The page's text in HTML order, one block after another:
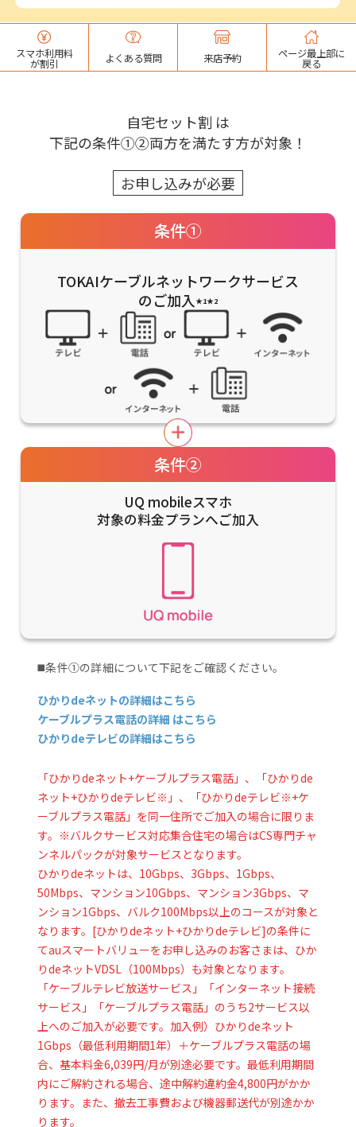
お知らせ
サイトマップ
放送基準
安全・安心マーク
安全・安心ガイド
放送番組審議会議事録
情報セキュリティ基本方針
ご利用約款・重要事項説明書
プライバシーポリシー
広告掲載のご案内
スマホ利用料
が割引 よくある質問 来店予約 ページ最上部に
戻る
自宅セット割 は
下記の条件①②両方を満たす方が対象！
お申し込みが必要
条件①
TOKAIケーブルネットワークサービス
のご加入 ★1★2
条件②
UQ mobileスマホ
対象の料金プランへご加入
◼️条件①の詳細について下記をご確認ください。
ひかりdeネットの詳細はこちら
ケーブルプラス電話の詳細 はこちら
ひかりdeテレビの詳細はこちら
「ひかりdeネット+ケーブルプラス電話」、「ひかりde
ネット+ひかりdeテレビ※」、「ひかりdeテレビ※+ケ
ーブルプラス電話」を同一住所でご加入の場合に限りま
す。※バルクサービス対応集合住宅の場合はCS専門チャ
ンネルパックが対象サービスとなります。
ひかりdeネットは、10Gbps、3Gbps、1Gbps、
50Mbps、マンション10Gbps、マンション3Gbps、マ
ンション1Gbps、バルク100Mbps以上のコースが対象と
なります。[ひかりdeネット+ひかりdeテレビ]の条件に
てauスマートバリューをお申し込みのお客さまは、ひか
りdeネットVDSL（100Mbps）も対象となります。
「ケーブルテレビ放送サービス」「インターネット接続
サービス」「ケーブルプラス電話」のうち2サービス以
上へのご加入が必要です。加入例）ひかりdeネット
1Gbps（最低利用期間1年）＋ケーブルプラス電話の場
合、基本料金6,039円/月が別途必要です。最低利用期間
内にご解約される場合、途中解約違約金4,800円がかか
ります。また、撤去工事費および機器郵送代が別途かか
ります。